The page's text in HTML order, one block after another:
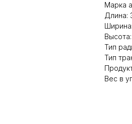
Марка
Длина:
Тип
Тип
Вес в